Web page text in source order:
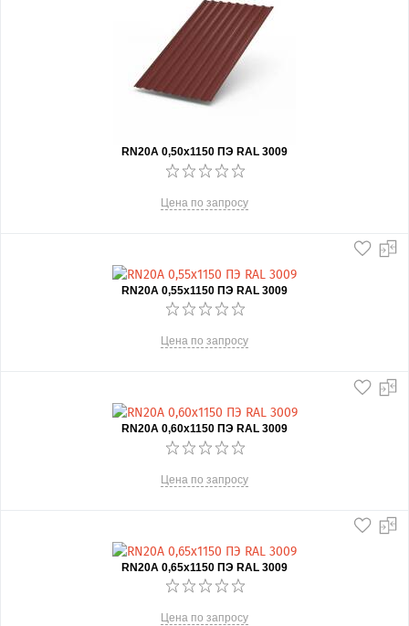
RN20А 0,50x1150 ПЭ RAL 3009
Цена по запросу
RN20А 0,55x1150 ПЭ RAL 3009
Цена по запросу
RN20А 0,60x1150 ПЭ RAL 3009
Цена по запросу
RN20А 0,65x1150 ПЭ RAL 3009
Цена по запросу